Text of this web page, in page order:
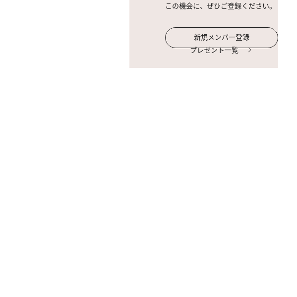
この機会に、ぜひご登録ください。
新規メンバー登録
プレゼント一覧